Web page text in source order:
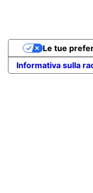
Informativa sulla
Le tue